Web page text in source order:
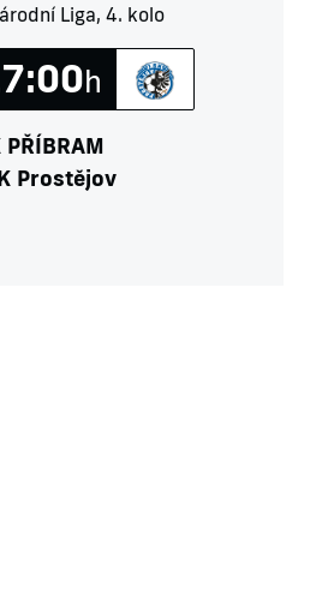
Liga, 4. kolo
h
PŘÍBRAM
Prostějov